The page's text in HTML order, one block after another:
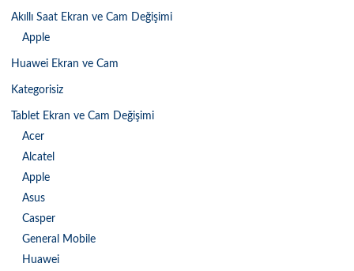
Akıllı Saat Ekran ve Cam Değişimi
Apple
Huawei Ekran ve Cam
Kategorisiz
Tablet Ekran ve Cam Değişimi
Acer
Alcatel
Apple
Asus
Casper
General Mobile
Huawei